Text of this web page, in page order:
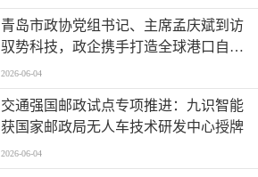
青岛市政协党组书记、主席孟庆斌到访
驭势科技，政企携手打造全球港口自动
驾驶应用样板
2026-06-04
交通强国邮政试点专项推进：九识智能
获国家邮政局无人车技术研发中心授牌
2026-06-04